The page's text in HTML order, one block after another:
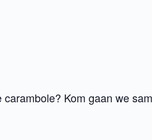
Kom gaan we